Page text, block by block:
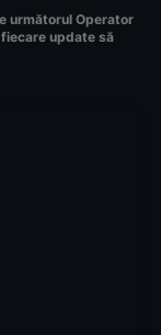
următorul Operator
update să